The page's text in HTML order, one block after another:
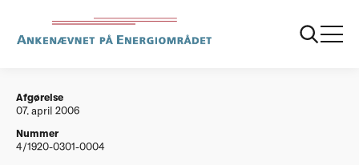
Afgørelser
20060407 Kompetence Regningsklage
Efterbetaling
Afgørelse
07. april 2006
Nummer
4/1920-0301-0004